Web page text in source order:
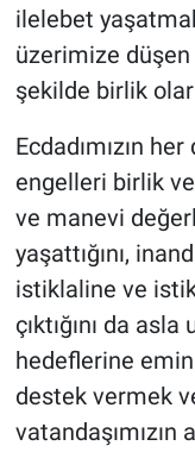
ilelebet
üzerimize
şekilde birlik
Ecdadımızın
engelleri birlik
ve manevi
yaşattığını,
istiklaline ve
çıktığını da
hedeflerine
destek vermek